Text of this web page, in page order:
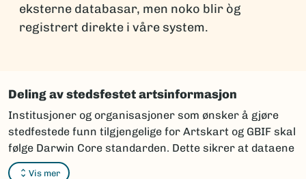
eksterne databasar, men noko blir òg
registrert direkte i våre system.
Deling av stedsfestet artsinformasjon
Vis mer
Institusjoner og organisasjoner som ønsker å gjøre
stedfestede funn tilgjengelige for Artskart og GBIF skal
følge Darwin Core standarden. Dette sikrer at dataene
kan integreres og vises korrekt i karttjenestene.